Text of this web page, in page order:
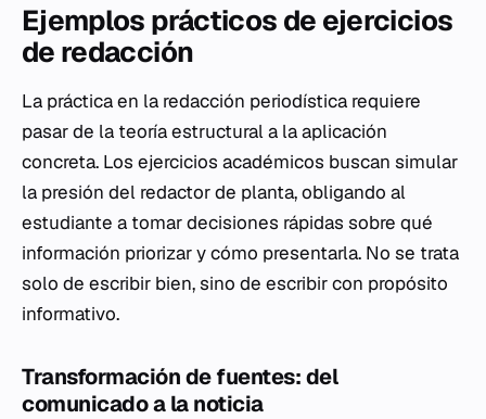
Ejemplos prácticos de ejercicios
de redacción
La práctica en la redacción periodística requiere
pasar de la teoría estructural a la aplicación
concreta. Los ejercicios académicos buscan simular
la presión del redactor de planta, obligando al
estudiante a tomar decisiones rápidas sobre qué
información priorizar y cómo presentarla. No se trata
solo de escribir bien, sino de escribir con propósito
informativo.
Transformación de fuentes: del
comunicado a la noticia